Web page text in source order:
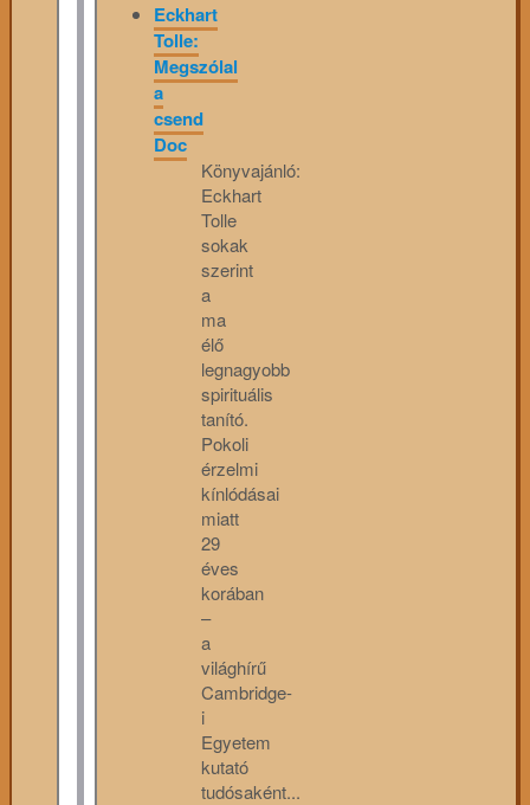
Eckhart
Tolle:
Megszólal
a
csend
Doc
Könyvajánló:
Eckhart
Tolle
sokak
szerint
a
ma
élő
legnagyobb
spirituális
tanító.
Pokoli
érzelmi
kínlódásai
miatt
29
éves
korában
–
a
világhírű
Cambridge-
i
Egyetem
kutató
tudósaként...